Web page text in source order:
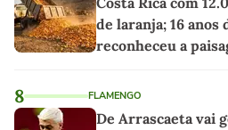
de laranja; 16
reconheceu a
8 FLAMENGO
De Arrascaeta vai